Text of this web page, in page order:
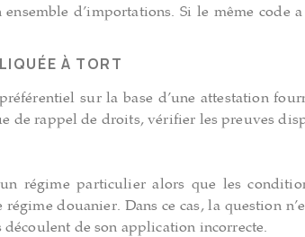
ensemble d’importations. Si le même
À TORT
sur la base d’une attestation
de rappel de droits, vérifier les preuves
régime particulier alors que les
régime douanier. Dans ce cas, la question
découlent de son application incorrecte.